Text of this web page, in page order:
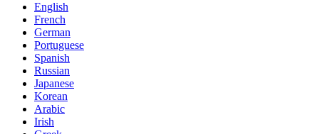
English
French
German
Portuguese
Spanish
Russian
Japanese
Korean
Arabic
Irish